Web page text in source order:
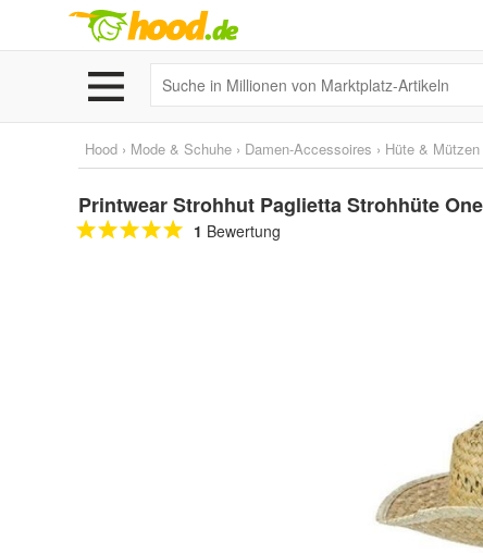
Hood › Mode & Schuhe › Damen-Accessoires › Hüte & Mützen
Printwear Strohhut Paglietta Strohhüte
1 Bewertung